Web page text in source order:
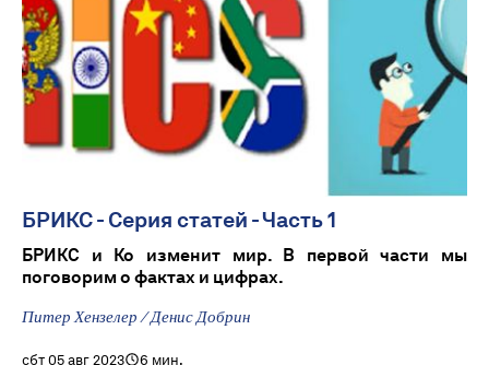
БРИКС - Серия статей - Часть 1
БРИКС и Ко изменит мир. В первой части мы
поговорим о фактах и ​​цифрах.
Питер Хензелер / Денис Добрин
сбт 05 авг 2023 6 мин.